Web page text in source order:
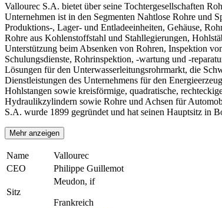
Vallourec S.A. bietet über seine Tochtergesellschaften
Unternehmen ist in den Segmenten Nahtlose Rohre und
Produktions-, Lager- und Entladeeinheiten, Gehäuse,
Rohre aus Kohlenstoffstahl und Stahllegierungen,
Unterstützung beim Absenken von Rohren, Inspektion
Schulungsdienste, Rohrinspektion, -wartung und -
Lösungen für den Unterwasserleitungsrohrmarkt, die
Dienstleistungen des Unternehmens für den
Hohlstangen sowie kreisförmige, quadratische,
Hydraulikzylindern sowie Rohre und Achsen für
S.A. wurde 1899 gegründet und hat seinen Hauptsitz in
Mehr anzeigen
Name
Vallourec
CEO
Philippe Guillemot
Sitz
Meudon, if
Frankreich